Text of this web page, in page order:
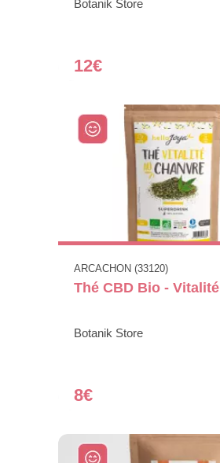
Botanik Store
12€
ARCACHON (33120)
Thé CBD Bio - Vitalité
Botanik Store
8€